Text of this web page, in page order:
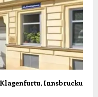
Innsbrucku